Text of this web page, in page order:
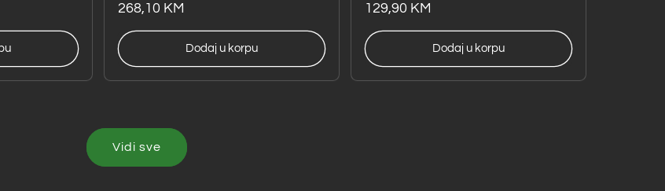
cijena
cijena
268,10 KM
Dodaj u korpu
cijena
cijena
129,90 KM
Dodaj u korpu
Vidi sve